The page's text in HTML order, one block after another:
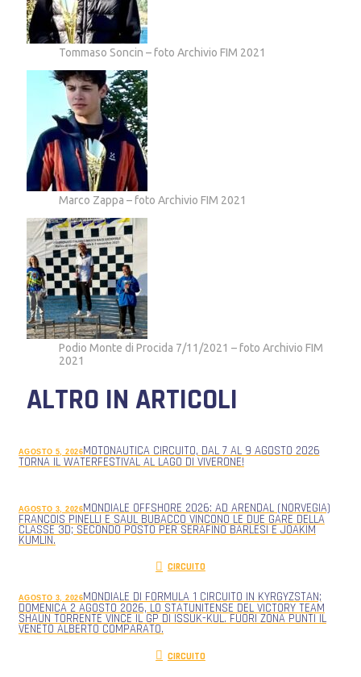
Tommaso Soncin – foto Archivio FIM 2021
Marco Zappa – foto Archivio FIM 2021
Podio Monte di Procida 7/11/2021 – foto Archivio FIM
2021
ALTRO IN ARTICOLI
AGOSTO 5, 2026MOTONAUTICA CIRCUITO, DAL 7 AL 9 AGOSTO 2026
TORNA IL WATERFESTIVAL AL LAGO DI VIVERONE!
AGOSTO 3, 2026MONDIALE OFFSHORE 2026: AD ARENDAL (NORVEGIA)
FRANCOIS PINELLI E SAUL BUBACCO VINCONO LE DUE GARE DELLA
CLASSE 3D; SECONDO POSTO PER SERAFINO BARLESI E JOAKIM
KUMLIN.
CIRCUITO
AGOSTO 3, 2026MONDIALE DI FORMULA 1 CIRCUITO IN KYRGYZSTAN;
DOMENICA 2 AGOSTO 2026, LO STATUNITENSE DEL VICTORY TEAM
SHAUN TORRENTE VINCE IL GP DI ISSUK-KUL. FUORI ZONA PUNTI IL
VENETO ALBERTO COMPARATO.
CIRCUITO